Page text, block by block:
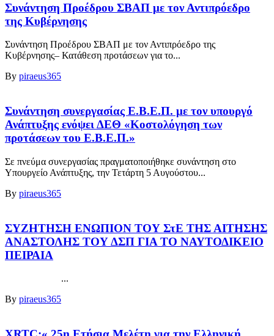
Συνάντηση Προέδρου ΣΒΑΠ με τον Αντιπρόεδρο
της Κυβέρνησης
Συνάντηση Προέδρου ΣΒΑΠ με τον Αντιπρόεδρο της
Κυβέρνησης– Κατάθεση προτάσεων για το...
By piraeus365
Συνάντηση συνεργασίας Ε.Β.Ε.Π. με τον υπουργό
Ανάπτυξης ενόψει ΔΕΘ «Κοστολόγηση των
προτάσεων του Ε.Β.Ε.Π.»
Σε πνεύμα συνεργασίας πραγματοποιήθηκε συνάντηση στο
Υπουργείο Ανάπτυξης, την Τετάρτη 5 Αυγούστου...
By piraeus365
ΣΥΖΗΤΗΣΗ ΕΝΩΠΙΟΝ ΤΟΥ ΣτΕ ΤΗΣ ΑΙΤΗΣΗΣ
ΑΝΑΣΤΟΛΗΣ ΤΟΥ ΔΣΠ ΓΙΑ ΤΟ ΝΑΥΤΟΔΙΚΕΙΟ
ΠΕΙΡΑΙΑ
...
By piraeus365